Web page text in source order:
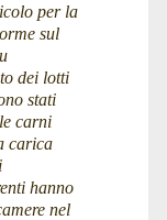
per la
sul
dei lotti
stati
carni
carica
hanno
nel